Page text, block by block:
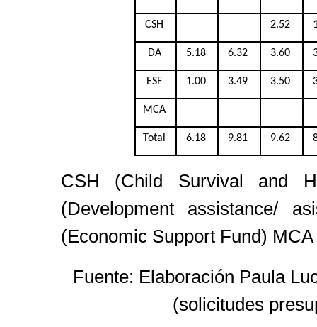
CSH 2.52
DA 5.18 6.32 3.60
ESF 1.00 3.49 3.50
MCA
Total 6.18 9.81 9.62
CSH (Child Survival and
(Development assistance/
(Economic Support Fund)
Fuente: Elaboración Paula
(solicitudes